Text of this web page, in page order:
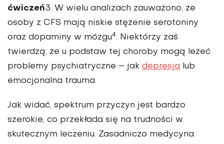
ćwiczeń3. W wielu anali­zach zauważono, że
osoby z CFS mają niskie stężenie serotoniny
oraz dopaminy w mózgu4. Niektórzy zaś
twierdzą, że u podstaw tej choroby mogą leżeć
pro­blemy psychiatryczne – jak depresja lub
emocjonalna trauma.
Jak widać, spektrum przyczyn jest bardzo
szerokie, co przekłada się na trudności w
skutecznym leczeniu. Za­sadniczo medycyna